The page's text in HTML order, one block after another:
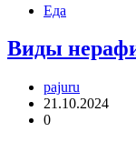
Еда
Виды
pajuru
21.10.2024
0